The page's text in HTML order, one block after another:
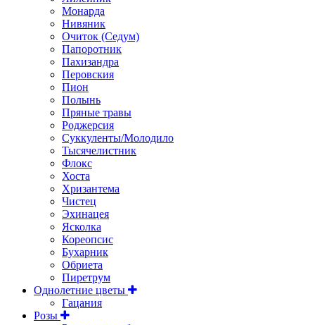
Монарда
Нивяник
Очиток (Седум)
Папоротник
Пахизандра
Перовския
Пион
Полынь
Пряные травы
Роджерсия
Суккуленты/Молодило
Тысячелистник
Флокс
Хоста
Хризантема
Чистец
Эхинацея
Ясколка
Кореопсис
Бухарник
Обриета
Пиретрум
Однолетние цветы
Гацания
Розы